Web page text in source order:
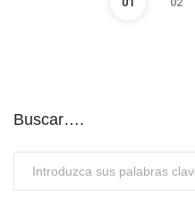
Buscar….